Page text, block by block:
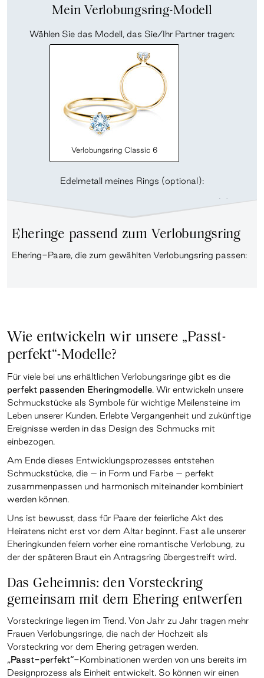
Mein Verlobungsring-Modell
Wählen Sie das Modell, das Sie/Ihr Partner tragen:
Verlobungsring Classic 6
Edelmetall meines Rings (optional):
Eheringe passend zum Verlobungsring
Ehering-Paare, die zum gewählten Verlobungsring passen:
Wie entwickeln wir unsere „Passt-
perfekt“-Modelle?
Für viele bei uns erhältlichen Verlobungsringe gibt es die
perfekt passenden Eheringmodelle. Wir entwickeln unsere
Schmuckstücke als Symbole für wichtige Meilensteine im
Leben unserer Kunden. Erlebte Vergangenheit und zukünftige
Ereignisse werden in das Design des Schmucks mit
einbezogen.
Am Ende dieses Entwicklungsprozesses entstehen
Schmuckstücke, die – in Form und Farbe – perfekt
zusammenpassen und harmonisch miteinander kombiniert
werden können.
Uns ist bewusst, dass für Paare der feierliche Akt des
Heiratens nicht erst vor dem Altar beginnt. Fast alle unserer
Eheringkunden feiern vorher eine romantische Verlobung, zu
der der späteren Braut ein Antragsring übergestreift wird.
Das Geheimnis: den Vorsteckring
gemeinsam mit dem Ehering entwerfen
Vorsteckringe liegen im Trend. Von Jahr zu Jahr tragen mehr
Frauen Verlobungsringe, die nach der Hochzeit als
Vorsteckring vor dem Ehering getragen werden.
„Passt-perfekt“-Kombinationen werden von uns bereits im
Designprozess als Einheit entwickelt. So können wir einen